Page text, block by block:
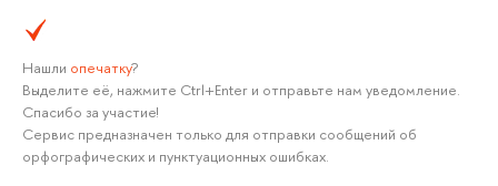
Нашли опечатку?
Выделите её, нажмите Ctrl+Enter и отправьте нам уведомление.
Спасибо за участие!
Сервис предназначен только для отправки сообщений об
орфографических и пунктуационных ошибках.